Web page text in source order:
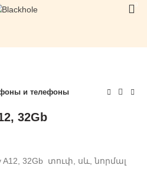
0
и телефоны
32Gb
A12, 32Gb տուփ, սև, նորմալ